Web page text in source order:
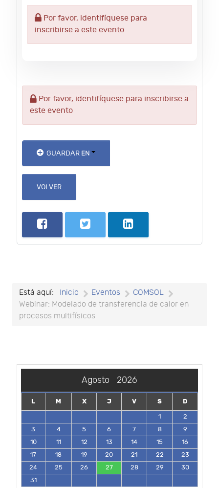
Por favor, identifíquese para
inscribirse a este evento
Por favor, identifíquese para inscribirse a
este evento
GUARDAR EN
VOLVER
Está aquí: Inicio Eventos
COMSOL
Webinar: Modelado de transferencia de calor en
procesos multifísicos
Agosto 2026
L M X J V S
D
1
2
3
4 5 6 7 8
9
10
11 12 13 14 15
16
17
18 19 20 21 22
23
24
25 26 27 28 29
30
31